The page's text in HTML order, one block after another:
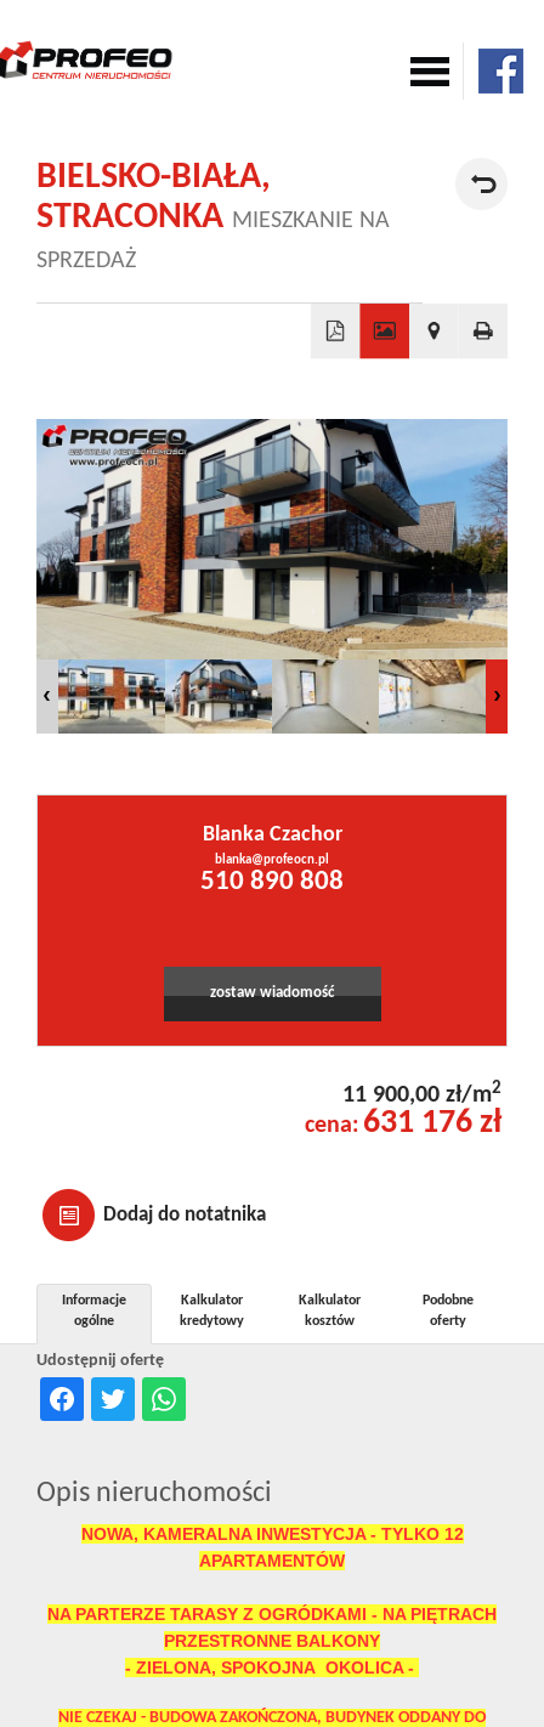
Komercja
Nowe
Inwestycje
PROMOCJE
BIELSKO-BIAŁA,
STRACONKA MIESZKANIE NA
SPRZEDAŻ
−
Blanka Czachor
blanka@profeocn.pl
510 890 808
zostaw wiadomość
11 900,00 zł/m2
cena: 631 176 zł
Dodaj do notatnika
Udostępnij ofertę
Informacje
ogólne
Kalkulator
kredytowy
Kalkulator
kosztów
Podobne
oferty
Opis nieruchomości
NOWA, KAMERALNA INWESTYCJA - TYLKO 12
APARTAMENTÓW
NA PARTERZE TARASY Z OGRÓDKAMI - NA PIĘTRACH
PRZESTRONNE BALKONY
- ZIELONA, SPOKOJNA OKOLICA -
NIE CZEKAJ - BUDOWA ZAKOŃCZONA, BUDYNEK ODDANY DO